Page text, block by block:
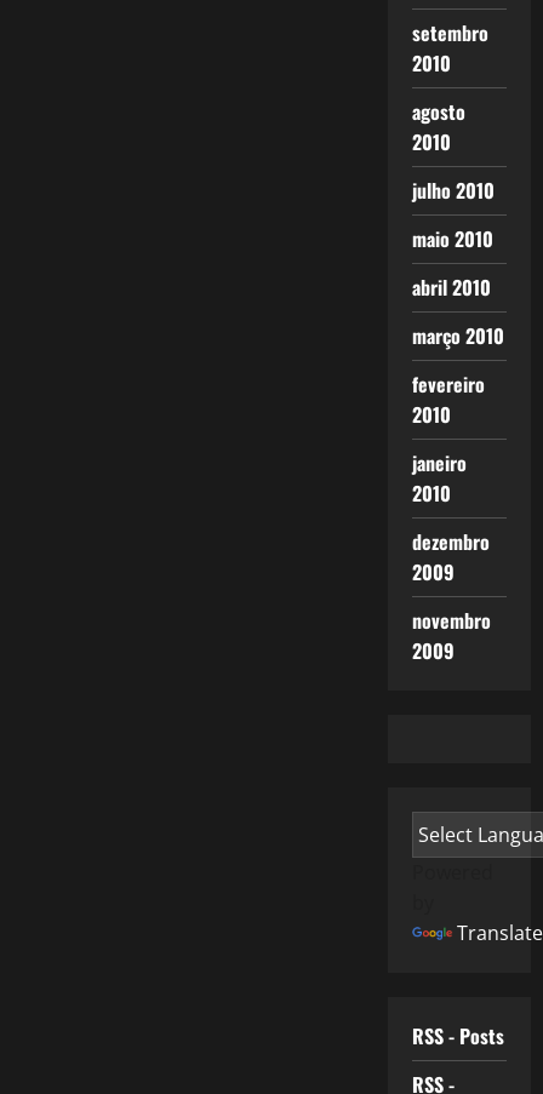
setembro
2010
agosto
2010
julho 2010
maio 2010
abril 2010
março 2010
fevereiro
2010
janeiro
2010
dezembro
2009
novembro
2009
Translate
RSS - Posts
RSS -